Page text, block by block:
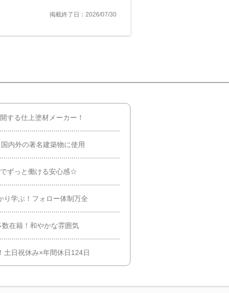
掲載終了日：2026/07/30
する仕上塗材メーカー！
内外の著名建築物に使用
ずっと働ける安心感☆
り学ぶ！フォロー体制万全
在籍！和やかな雰囲気
土日祝休み×年間休日124日